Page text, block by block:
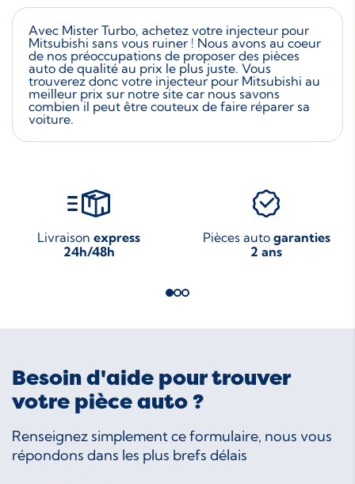
Avec Mister Turbo, achetez votre injecteur pour
Mitsubishi sans vous ruiner ! Nous avons au coeur
de nos préoccupations de proposer des pièces
auto de qualité au prix le plus juste. Vous
trouverez donc votre injecteur pour Mitsubishi au
meilleur prix sur notre site car nous savons
combien il peut être couteux de faire réparer sa
voiture.
Livraison express
24h/48h
Pièces auto garanties
2 ans
Besoin d'aide pour trouver
votre pièce auto ?
Renseignez simplement ce formulaire, nous vous
répondons dans les plus brefs délais